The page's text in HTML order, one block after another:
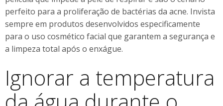
perfeito para a proliferação de bactérias da acne. Invista
sempre em produtos desenvolvidos especificamente
para o uso cosmético facial que garantem a segurança e
a limpeza total após o enxágue.
Ignorar a temperatura